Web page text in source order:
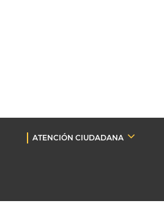
ATENCIÓN CIUDADANA